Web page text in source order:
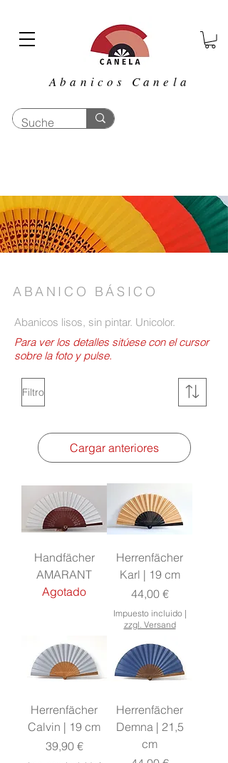
Abanicos Canela
ABANICO BÁSICO
Abanicos lisos, sin pintar. Unicolor.
Para ver los detalles sitúese con el cursor
sobre la foto y pulse.
Filtro
Cargar anteriores
Handfächer
AMARANT
Agotado
Herrenfächer
Karl | 19 cm
Precio
44,00 €
Impuesto incluido|
zzgl. Versand
Herrenfächer
Calvin | 19 cm
Precio
39,90 €
Herrenfächer
Demna | 21,5
cm